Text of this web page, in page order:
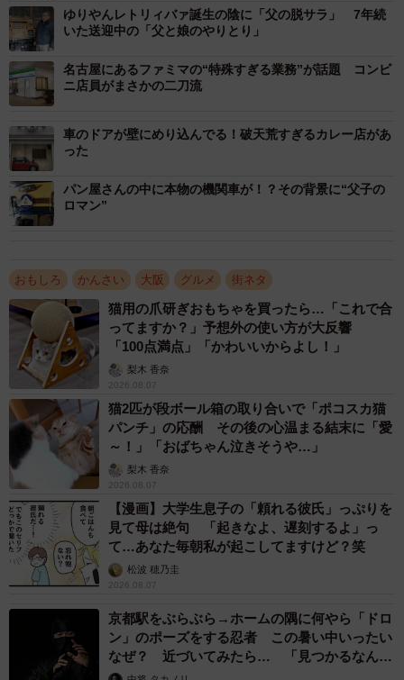
ると、そこは別世界だった。落ち着いたたたずまいの石段
と灯籠。昼間とは思えない空間が広がっていた。
なんの変哲もない駐車場に見えますが…この奥にお店があるんです
なんでまた、こんなところに店を構えたのだろうか。
オープンしたのは2016年6月。現在35歳の内山田勇希店
主は28歳で独立し、3年後にここに移ったと言う。
「前の店もこの近くだったのですが、狭かったのでいい
物件を探していたところ、ここが空いていたんです。変な
場所とは聞いていましたが、想像以上。守衛室のような印
象を持ちました。この前は喫茶店だったようで一から作り
直しました」
店内はまさに大人の隠れ家。9人掛けのカウンターにテー
ブルは18席。2人から最大18人まで利用できる。ただし、
引っ越し当初はあまりにも隠れすぎており、来客ゼロの日
ゆりやんレトリィバァ誕生の陰に「父の脱サラ」 7年続
いた送迎中の「父と娘のやりとり」
名古屋にあるファミマの“特殊すぎる業務”が話題 コンビ
ニ店員がまさかの二刀流
車のドアが壁にめり込んでる！破天荒すぎるカレー店があ
った
パン屋さんの中に本物の機関車が！？その背景に“父子の
ロマン”
おもしろ かんさい 大阪 グルメ 街ネタ
猫用の爪研ぎおもちゃを買ったら…「これで合
ってますか？」予想外の使い方が大反響
「100点満点」「かわいいからよし！」
梨木 香奈
2026.08.07
猫2匹が段ボール箱の取り合いで「ポコスカ猫
パンチ」の応酬 その後の心温まる結末に「愛
～！」「おばちゃん泣きそうや…」
梨木 香奈
2026.08.07
【漫画】大学生息子の「頼れる彼氏」っぷりを
見て母は絶句 「起きなよ、遅刻するよ」っ
て…あなた毎朝私が起こしてますけど？笑
松波 穂乃圭
2026.08.07
京都駅をぶらぶら→ホームの隅に何やら「ドロ
ン」のポーズをする忍者 この暑い中いったい
なぜ？ 近づいてみたら… 「見つかるなんて
未熟」